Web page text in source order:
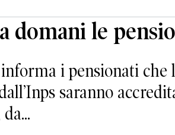
domani le
i pensionati
saranno